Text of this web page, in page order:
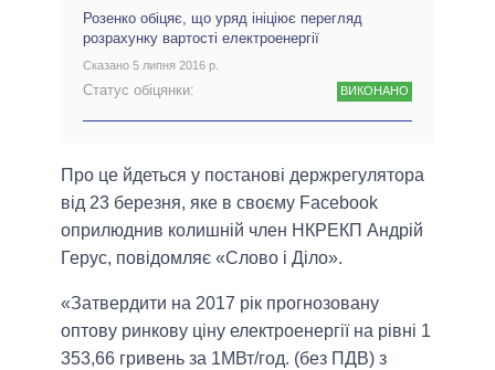
Розенко обіцяє, що уряд ініціює перегляд
розрахунку вартості електроенергії
Сказано 5 липня 2016 р.
Статус обіцянки: ВИКОНАНО
Про це йдеться у постанові держрегулятора
від 23 березня, яке в своєму Facebook
оприлюднив колишній член НКРЕКП Андрій
Герус, повідомляє «Слово і Діло».
«Затвердити на 2017 рік прогнозовану
оптову ринкову ціну електроенергії на рівні 1
353,66 гривень за 1МВт/год. (без ПДВ) з